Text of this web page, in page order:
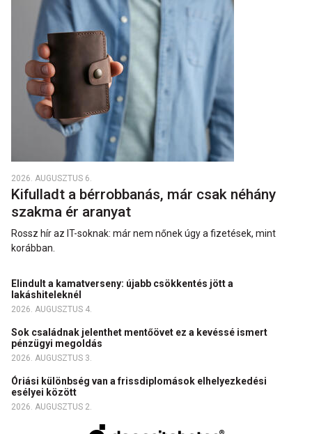
2026. AUGUSZTUS 6.
Kifulladt a bérrobbanás, már csak néhány
szakma ér aranyat
Rossz hír az IT-soknak: már nem nőnek úgy a fizetések, mint
korábban.
Elindult a kamatverseny: újabb csökkentés jött a
lakáshiteleknél
2026. AUGUSZTUS 4.
Sok családnak jelenthet mentőövet ez a kevéssé ismert
pénzügyi megoldás
2026. AUGUSZTUS 3.
Óriási különbség van a frissdiplomások elhelyezkedési
esélyei között
2026. AUGUSZTUS 2.